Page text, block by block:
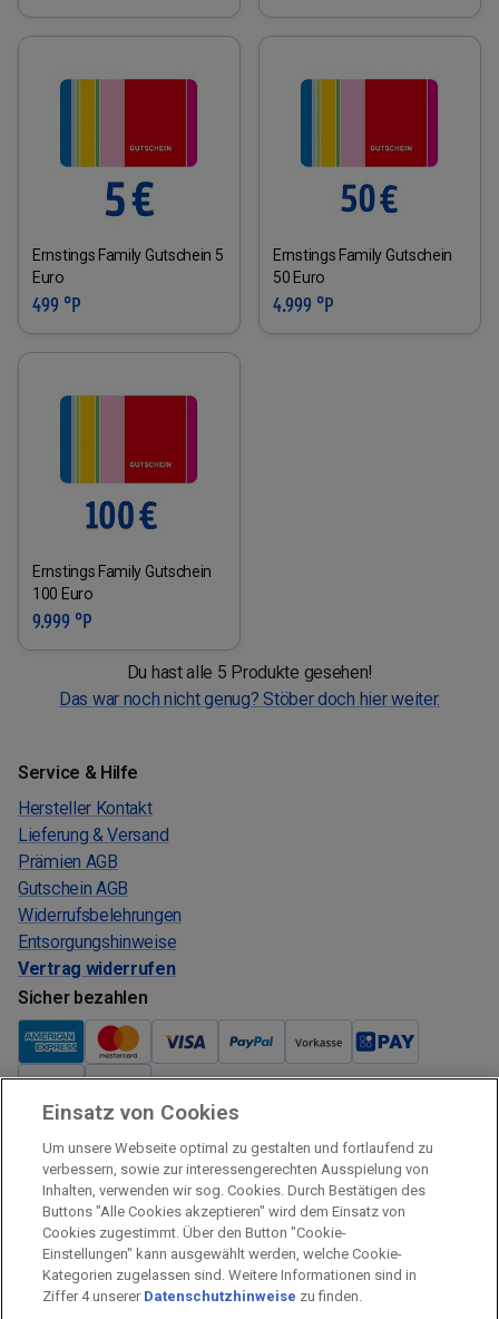
Ernstings Family Gutschein 5
Euro
499 °P
Ernstings Family Gutschein
50 Euro
4.999 °P
Ernstings Family Gutschein
100 Euro
9.999 °P
Du hast alle 5 Produkte gesehen!
Das war noch nicht genug? Stöber doch hier weiter.
Service & Hilfe
Hersteller Kontakt
Lieferung & Versand
Prämien AGB
Gutschein AGB
Widerrufsbelehrungen
Entsorgungshinweise
Vertrag widerrufen
Sicher bezahlen
Verkauf und Versand
Kostenloser Versand:
Verkauf und Versand durch:
Verkauf Gutscheine durch:
Sicher einkaufen
Einsatz von Cookies
Um unsere Webseite optimal zu gestalten und fortlaufend zu
verbessern, sowie zur interessengerechten Ausspielung von
Inhalten, verwenden wir sog. Cookies. Durch Bestätigen des
Buttons "Alle Cookies akzeptieren" wird dem Einsatz von
Cookies zugestimmt. Über den Button "Cookie-
Einstellungen" kann ausgewählt werden, welche Cookie-
Kategorien zugelassen sind. Weitere Informationen sind in
Ziffer 4 unserer Datenschutzhinweise zu finden.